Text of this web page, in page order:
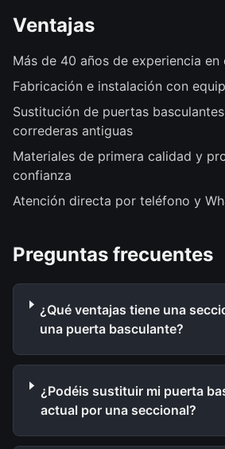
Ventajas
Más de 40 años de experiencia
Fabricación e instalación con
Sustitución de puertas
correderas antiguas
Materiales de primera calidad y
confianza
Atención directa por teléfono y
Preguntas frecuentes
¿Qué ventajas tiene una
una puerta basculante?
¿Podéis sustituir mi puerta
actual por una seccional?